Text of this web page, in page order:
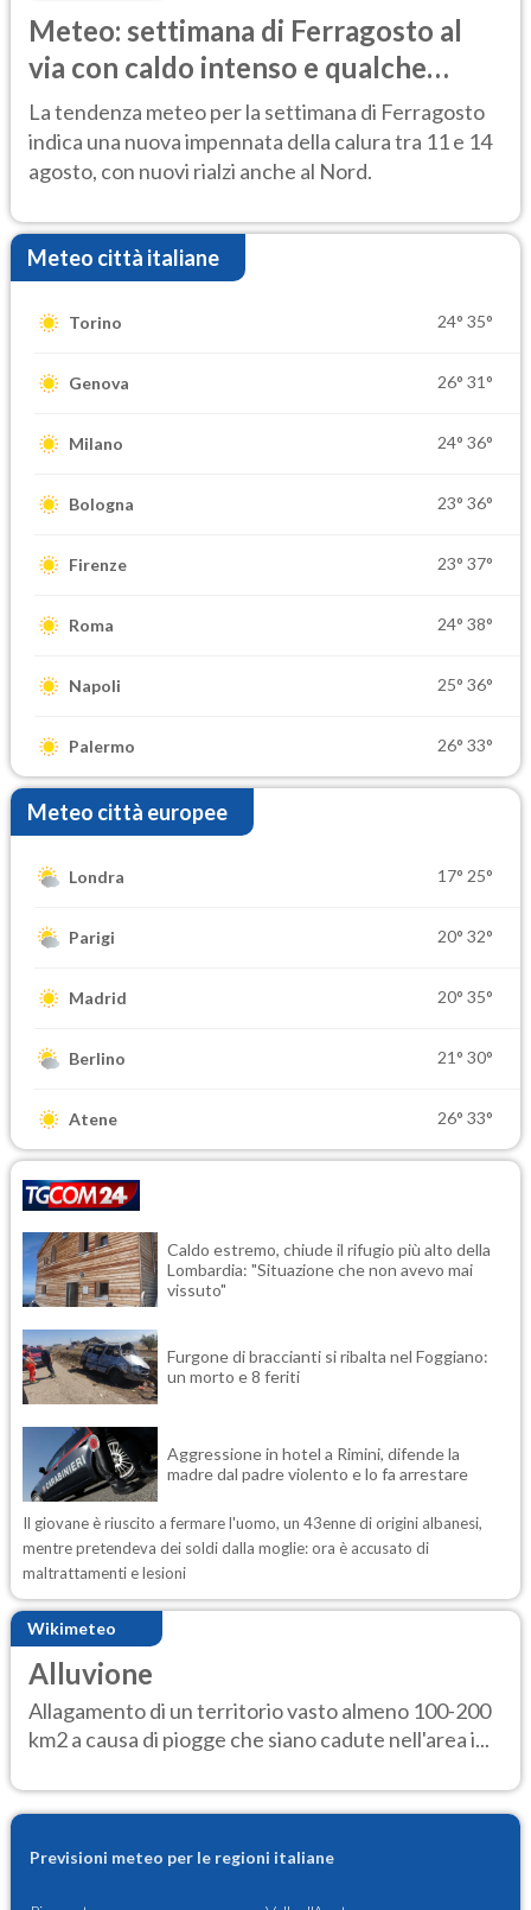
Meteo: settimana di Ferragosto al
via con caldo intenso e qualche
temporale
La tendenza meteo per la settimana di Ferragosto
indica una nuova impennata della calura tra 11 e 14
agosto, con nuovi rialzi anche al Nord.
Meteo città italiane
Torino 24° 35°
Genova 26° 31°
Milano 24° 36°
Bologna 23° 36°
Firenze 23° 37°
Roma 24° 38°
Napoli 25° 36°
Palermo 26° 33°
Meteo città europee
Londra 17° 25°
Parigi 20° 32°
Madrid 20° 35°
Berlino 21° 30°
Atene 26° 33°
Caldo estremo, chiude il rifugio più alto della
Lombardia: "Situazione che non avevo mai
vissuto"
Furgone di braccianti si ribalta nel Foggiano:
un morto e 8 feriti
Aggressione in hotel a Rimini, difende la
madre dal padre violento e lo fa arrestare
Il giovane è riuscito a fermare l'uomo, un 43enne di origini albanesi,
mentre pretendeva dei soldi dalla moglie: ora è accusato di
maltrattamenti e lesioni
Wikimeteo
Alluvione
Allagamento di un territorio vasto almeno 100-200
km2 a causa di piogge che siano cadute nell'area i...
Previsioni meteo per le regioni italiane